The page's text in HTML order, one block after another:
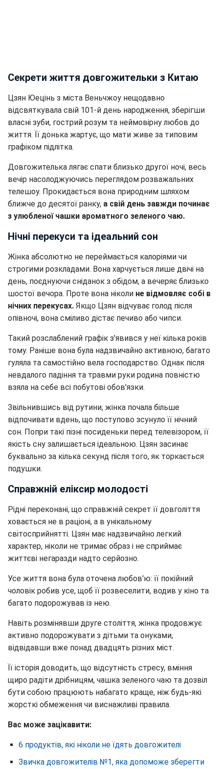
Секрети життя довгожительки з Китаю
Цзян Юецінь з міста Веньчжоу нещодавно
відсвяткувала свій 101-й день народження, зберігши
власні зуби, гострий розум та неймовірну любов до
життя. Її донька жартує, що мати живе за типовим
графіком підлітка.
Довгожителька лягає спати близько другої ночі, весь
вечір насолоджуючись переглядом розважальних
телешоу. Прокидається вона природним шляхом
ближче до десятої ранку, а свій день завжди починає
з улюбленої чашки ароматного зеленого чаю.
Нічні перекуси та ідеальний сон
Жінка абсолютно не переймається калоріями чи
строгими розкладами. Вона харчується лише двічі на
день, поєднуючи сніданок з обідом, а вечеряє близько
шостої вечора. Проте вона ніколи не відмовляє собі в
нічних перекусах. Якщо Цзян відчуває голод після
опівночі, вона сміливо дістає печиво або чипси.
Такий розслаблений графік з'явився у неї кілька років
тому. Раніше вона була надзвичайно активною, багато
гуляла та самостійно вела господарство. Однак після
невдалого падіння та травми руки родина повністю
взяла на себе всі побутові обов'язки.
Звільнившись від рутини, жінка почала більше
відпочивати вдень, що поступово зсунуло її нічний
сон. Попри такі пізні посиденьки перед телевізором, її
якість сну залишається ідеальною. Цзян засинає
буквально за кілька секунд після того, як торкається
подушки.
Справжній еліксир молодості
Рідні переконані, що справжній секрет її довголіття
ховається не в раціоні, а в унікальному
світосприйнятті. Цзян має надзвичайно легкий
характер, ніколи не тримає образ і не сприймає
життєві негаразди надто серйозно.
Усе життя вона була оточена любов'ю: її покійний
чоловік робив усе, щоб її розвеселити, водив у кіно та
багато подорожував із нею.
Навіть розмінявши друге століття, жінка продовжує
активно подорожувати з дітьми та онуками,
відвідавши вже понад двадцять різних міст.
Її історія доводить, що відсутність стресу, вміння
щиро радіти дрібницям, чашка зеленого чаю та дозвіл
бути собою працюють набагато краще, ніж будь-які
жорсткі обмеження чи виснажливі правила.
Вас може зацікавити:
6 продуктів, які ніколи не їдять довгожителі
Звичка довгожителів №1, яка допоможе зберегти